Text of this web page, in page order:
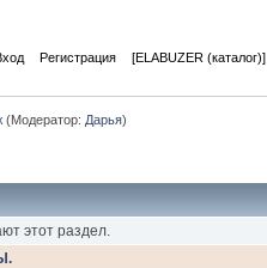
Регистрация [ELABUZER (каталог)]
(Модератор: Дарья)
этот раздел.